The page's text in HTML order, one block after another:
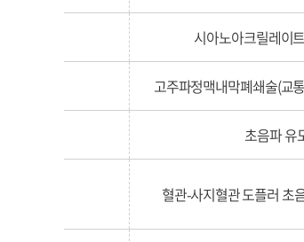
시아노아크릴레이
고주파정맥내막폐쇄술(교
초음파 유
혈관-사지혈관 도플러 초